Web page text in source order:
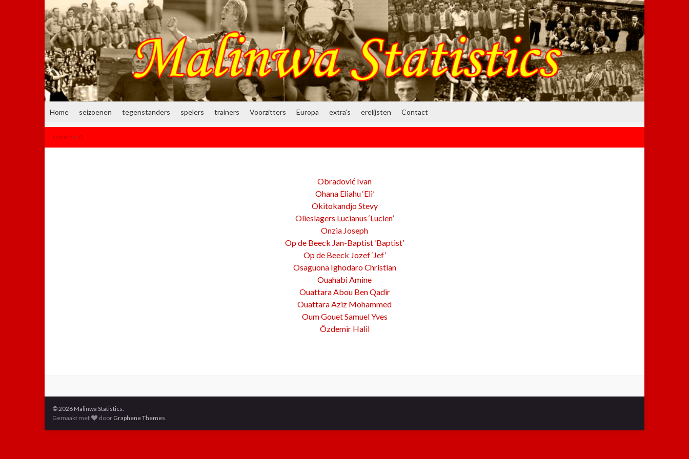
Home seizoenen tegenstanders spelers trainers Voorzitters Europa extra’s erelijsten Contact
spelers > O
Obradović Ivan
Ohana Eliahu ‘Eli’
Okitokandjo Stevy
Olieslagers Lucianus ‘Lucien’
Onzia Joseph
Op de Beeck Jan-Baptist ‘Baptist’
Op de Beeck Jozef ‘Jef’
Osaguona Ighodaro Christian
Ouahabi Amine
Ouattara Abou Ben Qadir
Ouattara Aziz Mohammed
Oum Gouet Samuel Yves
Özdemir Halil
© 2026 Malinwa Statistics.
Gemaakt met
door Graphene Themes.